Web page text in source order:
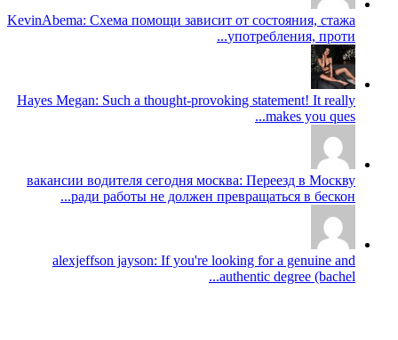
KevinAbema: Схема помощи зависит от состояния, стажа
употребления, проти...
Hayes Megan: Such a thought-provoking statement! It really
makes you ques...
вакансии водителя сегодня москва: Переезд в Москву
ради работы не должен превращаться в бескон...
alexjeffson jayson: If you're looking for a genuine and
authentic degree (bachel...